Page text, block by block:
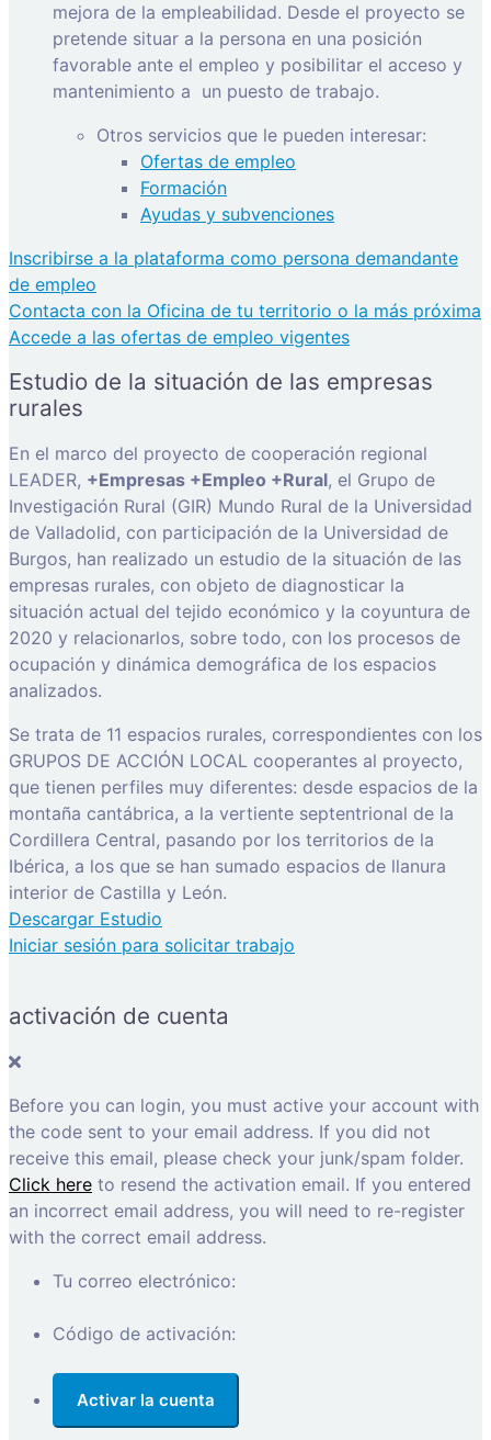
mejora de la empleabilidad. Desde el proyecto se
pretende situar a la persona en una posición
favorable ante el empleo y posibilitar el acceso y
mantenimiento a un puesto de trabajo.
Otros servicios que le pueden interesar:
Ofertas de empleo
Formación
Ayudas y subvenciones
Inscribirse a la plataforma como persona demandante
de empleo
Contacta con la Oficina de tu territorio o la más próxima
Accede a las ofertas de empleo vigentes
Estudio de la situación de las empresas
rurales
En el marco del proyecto de cooperación regional
LEADER, +Empresas +Empleo +Rural, el Grupo de
Investigación Rural (GIR) Mundo Rural de la Universidad
de Valladolid, con participación de la Universidad de
Burgos, han realizado un estudio de la situación de las
empresas rurales, con objeto de diagnosticar la
situación actual del tejido económico y la coyuntura de
2020 y relacionarlos, sobre todo, con los procesos de
ocupación y dinámica demográfica de los espacios
analizados.
Se trata de 11 espacios rurales, correspondientes con los
GRUPOS DE ACCIÓN LOCAL cooperantes al proyecto,
que tienen perfiles muy diferentes: desde espacios de la
montaña cantábrica, a la vertiente septentrional de la
Cordillera Central, pasando por los territorios de la
Ibérica, a los que se han sumado espacios de llanura
interior de Castilla y León.
Descargar Estudio
Iniciar sesión para solicitar trabajo
activación de cuenta
Before you can login, you must active your account with
the code sent to your email address. If you did not
receive this email, please check your junk/spam folder.
Click here to resend the activation email. If you entered
an incorrect email address, you will need to re-register
with the correct email address.
Tu correo electrónico:
Código de activación: